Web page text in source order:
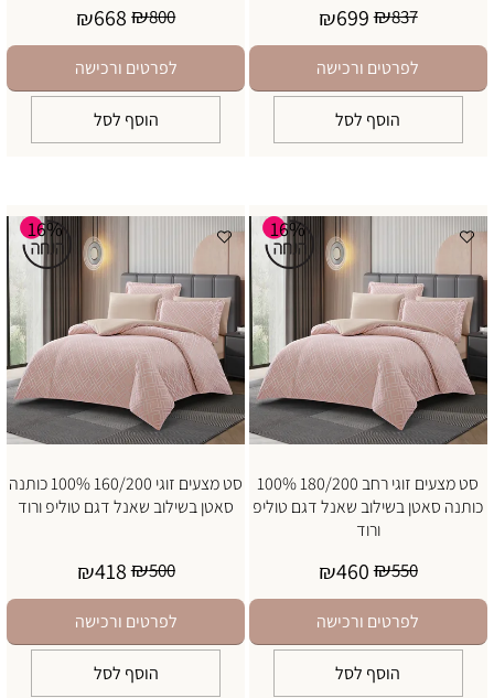
₪837
₪699
לפרטים ורכישה
הוסף לסל
₪800
₪668
לפרטים ורכישה
הוסף לסל
16%
סט מצעים זוגי רחב 180/200 100%
כותנה סאטן בשילוב שאנל דגם טוליפ
ורוד
₪550
₪460
לפרטים ורכישה
הוסף לסל
16%
סט מצעים זוגי 160/200 100% כותנה
סאטן בשילוב שאנל דגם טוליפ ורוד
₪500
₪418
לפרטים ורכישה
הוסף לסל